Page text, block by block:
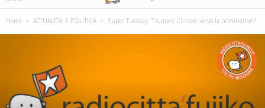
Home ATTUALITA' E POLITICA Super Tuesday: Trump e Clinton verso la nomination?